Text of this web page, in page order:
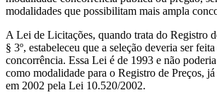
modalidades que possibilitam mais ampla
A Lei de Licitações, quando trata do Registro
§ 3º, estabeleceu que a seleção deveria ser
concorrência. Essa Lei é de 1993 e não
como modalidade para o Registro de Preços,
em 2002 pela Lei 10.520/2002.